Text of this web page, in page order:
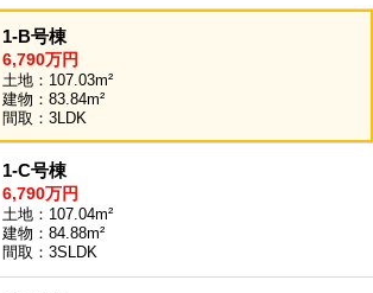
1-B号棟
6,790万円
土地：107.03m²
建物：83.84m²
間取：3LDK
1-C号棟
6,790万円
土地：107.04m²
建物：84.88m²
間取：3SLDK